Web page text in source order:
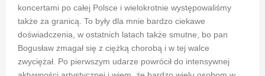
koncertami po całej Polsce i wielokrotnie występowaliśmy
także za granicą. To były dla mnie bardzo ciekawe
doświadczenia, w ostatnich latach także smutne, bo pan
Bogusław zmagał się z ciężką chorobą i w tej walce
zwyciężał. Po pierwszym udarze powrócił do intensywnej